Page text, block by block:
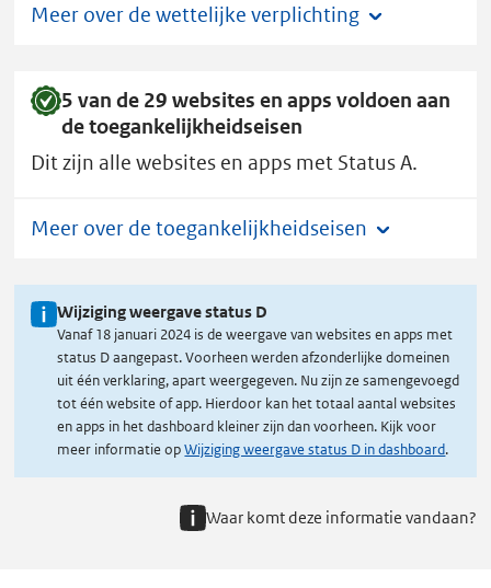
Meer over de wettelijke verplichting
5 van de 29 websites en apps voldoen aan
de toegankelijkheidseisen
Dit zijn alle websites en apps met Status A.
Meer over de toegankelijkheidseisen
Wijziging weergave status D
Vanaf 18 januari 2024 is de weergave van websites en apps met
status D aangepast. Voorheen werden afzonderlijke domeinen
uit één verklaring, apart weergegeven. Nu zijn ze samengevoegd
tot één website of app. Hierdoor kan het totaal aantal websites
en apps in het dashboard kleiner zijn dan voorheen. Kijk voor
meer informatie opWijziging weergave status D in dashboard.
Waar komt deze informatie vandaan?